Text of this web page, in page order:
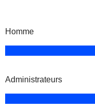
Homme
Administrateurs